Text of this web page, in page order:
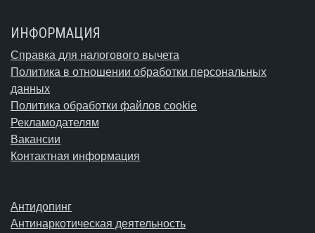
ИНФОРМАЦИЯ
Справка для налогового вычета
Политика в отношении обработки персональных
данных
Политика обработки файлов cookie
Рекламодателям
Вакансии
Контактная информация
Антидопинг
Антинаркотическая деятельность